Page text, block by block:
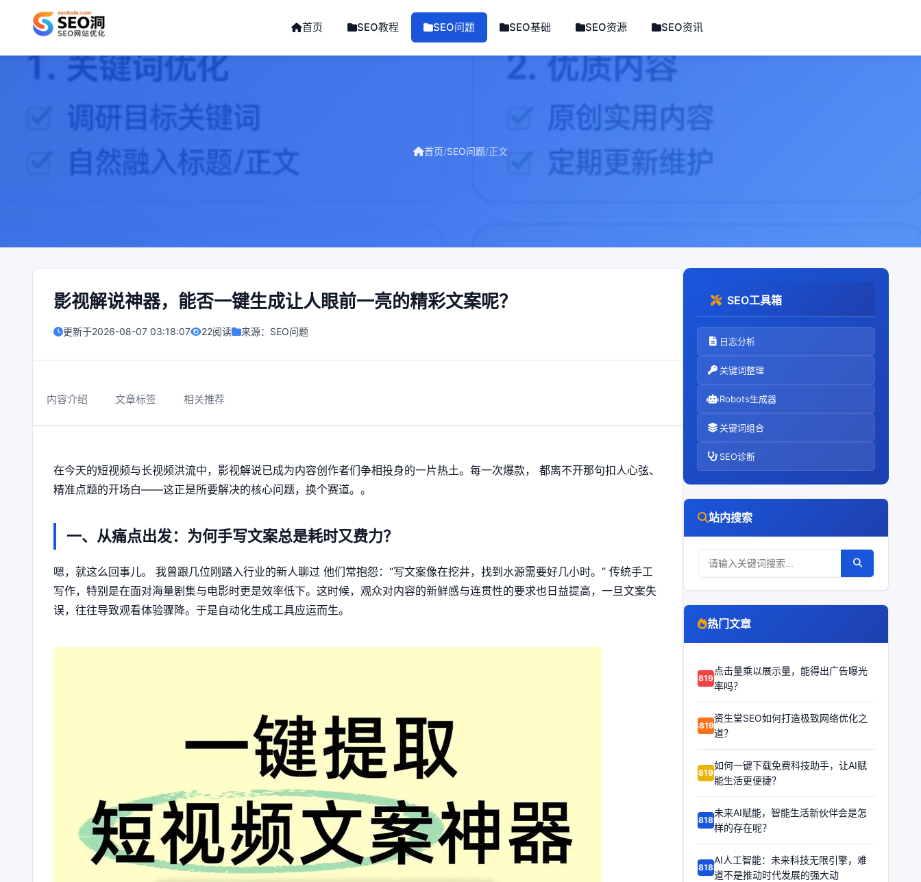
首页 SEO教程 SEO问题 SEO基础 SEO资源 SEO资讯
首页/SEO问题/正文
影视解说神器，能否一键生成让人眼前一亮的精彩文案呢？
更新于2026-08-07 03:18:07 22阅读 来源： SEO问题
内容介绍 文章标签 相关推荐
在今天的短视频与长视频洪流中，影视解说已成为内容创作者们争相投身的一片热土。每一次爆款， 都离不开那句扣人心弦、
精准点题的开场白——这正是所要解决的核心问题，换个赛道。。
一、从痛点出发：为何手写文案总是耗时又费力？
嗯，就这么回事儿。 我曾跟几位刚踏入行业的新人聊过 他们常抱怨：“写文案像在挖井，找到水源需要好几小时。” 传统手工
写作，特别是在面对海量剧集与电影时更是效率低下。这时候，观众对内容的新鲜感与连贯性的要求也日益提高，一旦文案失
误，往往导致观看体验骤降。于是自动化生成工具应运而生。
SEO工具箱
日志分析
关键词整理
Robots生成器
关键词组合
SEO诊断
站内搜索
热门文章
68192
点击量乘以展示量，能得出广告曝光
率吗？
68191
资生堂SEO如何打造极致网络优化之
道？
68190
如何一键下载免费科技助手，让AI赋
能生活更便捷？
68189
未来AI赋能，智能生活新伙伴会是怎
样的存在呢？
68188
AI人工智能：未来科技无限引擎，难
道不是推动时代发展的强大动